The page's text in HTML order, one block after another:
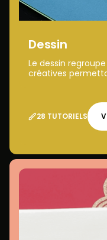
Dessin
Le dessin
créatives
28 TUTORIELS